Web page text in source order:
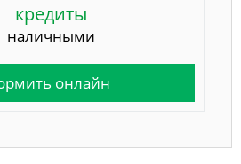
кредиты
наличными
онлайн